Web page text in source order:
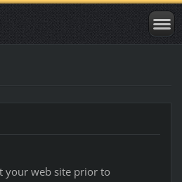
your web site prior to